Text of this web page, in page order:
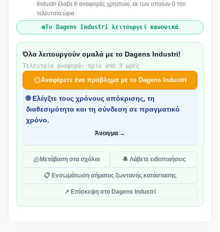
Industri έλαβε 6 αναφορές χρηστών, εκ των οποίων 0 την
τελευταία ώρα.
Το Dagens Industri λειτουργεί κανονικά
Όλα λειτουργούν ομαλά με το Dagens Industri!
Τελευταία αναφορά: πριν από 3 ώρες
Αναφέρετε ένα πρόβλημα με το Dagens Industri
🌐 Ελέγξτε τους χρόνους απόκρισης, τη
διαθεσιμότητα και τη σύνδεση σε πραγματικό
χρόνο.
Άνοιγμα →
Μετάβαση στα σχόλια 🔔 Λάβετε ειδοποιήσεις
📋 Ενσωμάτωση σήματος ζωντανής κατάστασης
↗ Επίσκεψη στο Dagens Industri